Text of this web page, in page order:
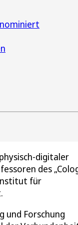
digitaler
des
für
und Forschung